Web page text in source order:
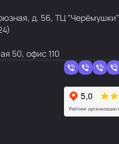
д. 56, ТЦ "Черёмушки"
50, офис 110